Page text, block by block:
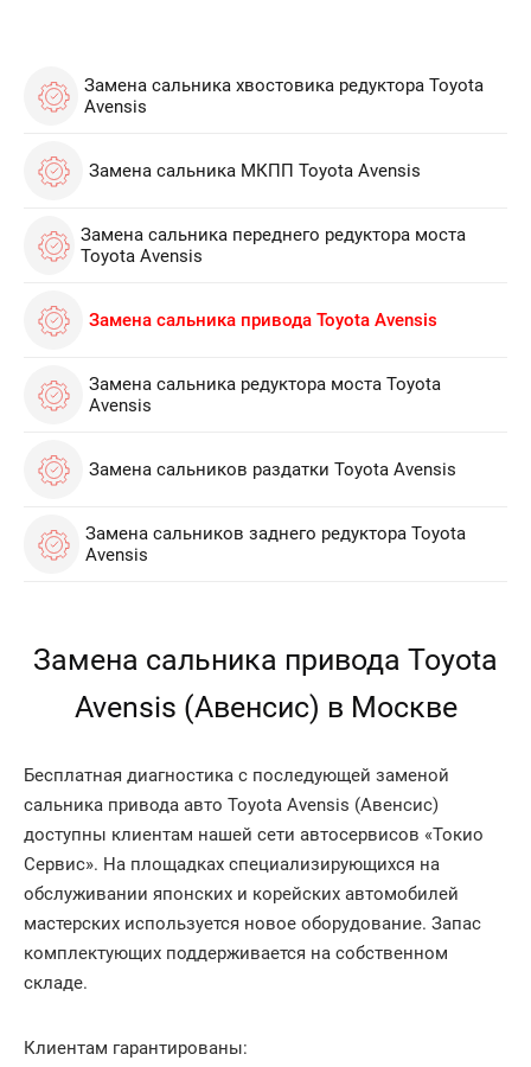
Замена сальника хвостовика редуктора Toyota
Avensis
Замена сальника МКПП Toyota Avensis
Замена сальника переднего редуктора моста
Toyota Avensis
Замена сальника привода Toyota Avensis
Замена сальника редуктора моста Toyota
Avensis
Замена сальников раздатки Toyota Avensis
Замена сальников заднего редуктора Toyota
Avensis
Замена сальника привода Toyota
Avensis (Авенсис) в Москве
Бесплатная диагностика с последующей заменой
сальника привода авто Toyota Avensis (Авенсис)
доступны клиентам нашей сети автосервисов «Токио
Сервис». На площадках специализирующихся на
обслуживании японских и корейских автомобилей
мастерских используется новое оборудование. Запас
комплектующих поддерживается на собственном
складе.
Клиентам гарантированы: